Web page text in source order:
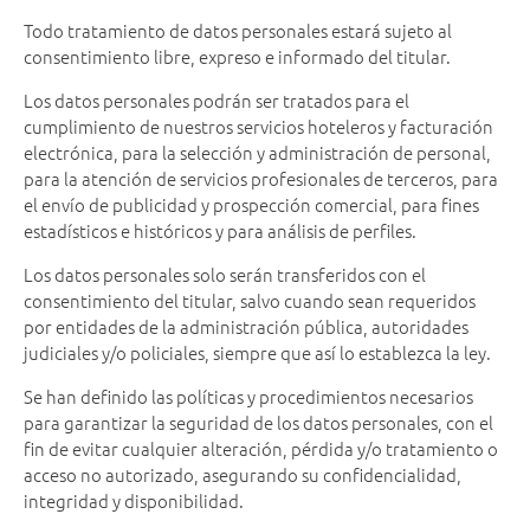
Todo tratamiento de datos personales estará sujeto al
consentimiento libre, expreso e informado del titular.
Los datos personales podrán ser tratados para el
cumplimiento de nuestros servicios hoteleros y facturación
electrónica, para la selección y administración de personal,
para la atención de servicios profesionales de terceros, para
el envío de publicidad y prospección comercial, para fines
estadísticos e históricos y para análisis de perfiles.
Los datos personales solo serán transferidos con el
consentimiento del titular, salvo cuando sean requeridos
por entidades de la administración pública, autoridades
judiciales y/o policiales, siempre que así lo establezca la ley.
Se han definido las políticas y procedimientos necesarios
para garantizar la seguridad de los datos personales, con el
fin de evitar cualquier alteración, pérdida y/o tratamiento o
acceso no autorizado, asegurando su confidencialidad,
integridad y disponibilidad.